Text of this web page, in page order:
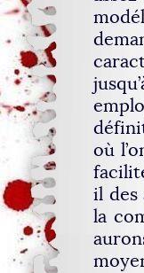
où
il des
la